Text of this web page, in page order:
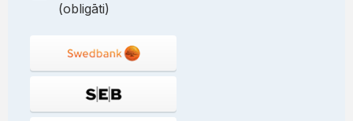
(obligāti)